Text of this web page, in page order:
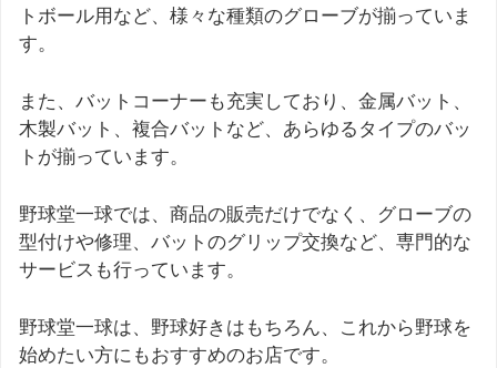
トボール用など、様々な種類のグローブが揃っていま
す。
また、バットコーナーも充実しており、金属バット、
木製バット、複合バットなど、あらゆるタイプのバッ
トが揃っています。
野球堂一球では、商品の販売だけでなく、グローブの
型付けや修理、バットのグリップ交換など、専門的な
サービスも行っています。
野球堂一球は、野球好きはもちろん、これから野球を
始めたい方にもおすすめのお店です。